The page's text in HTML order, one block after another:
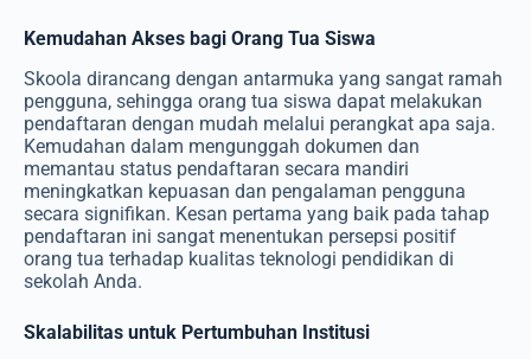
Kemudahan Akses bagi Orang Tua Siswa
Skoola dirancang dengan antarmuka yang sangat ramah
pengguna, sehingga orang tua siswa dapat melakukan
pendaftaran dengan mudah melalui perangkat apa saja.
Kemudahan dalam mengunggah dokumen dan
memantau status pendaftaran secara mandiri
meningkatkan kepuasan dan pengalaman pengguna
secara signifikan. Kesan pertama yang baik pada tahap
pendaftaran ini sangat menentukan persepsi positif
orang tua terhadap kualitas teknologi pendidikan di
sekolah Anda.
Skalabilitas untuk Pertumbuhan Institusi